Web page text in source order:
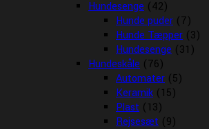
Hundesenge (42)
Hunde puder (7)
Hunde Tæpper (3)
Hundesenge (31)
Hundeskåle (76)
Automater (5)
Keramik (15)
Plast (13)
Rejsesæt (9)